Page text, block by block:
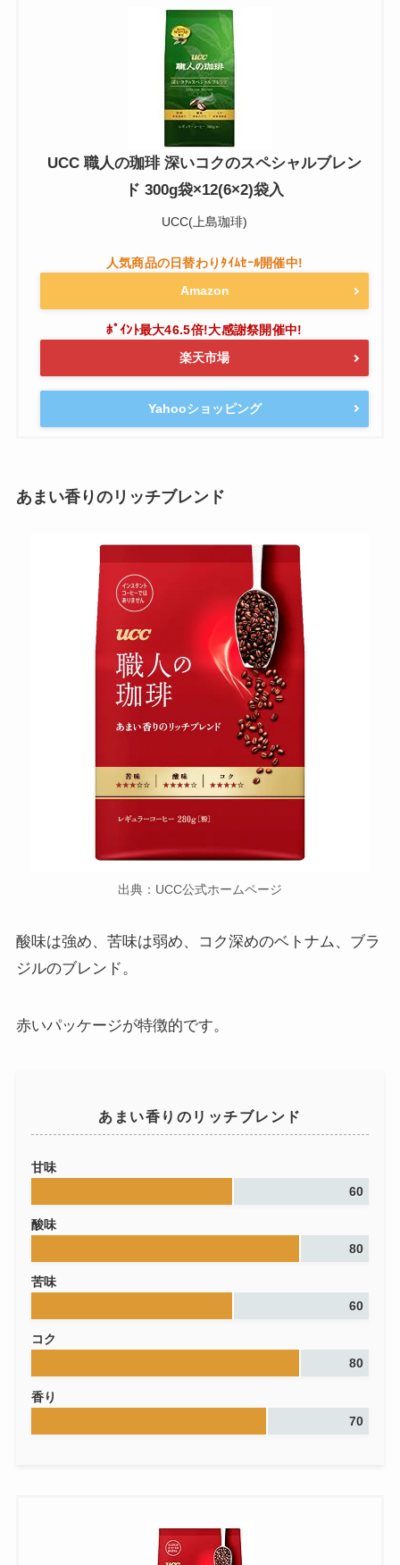
UCC 職人の珈琲 深いコクのスペシャルブレン
ド 300g袋×12(6×2)袋入
UCC(上島珈琲)
Amazon
楽天市場
Yahooショッピング
あまい香りのリッチブレンド
出典：UCC公式ホームページ
酸味は強め、苦味は弱め、コク深めのベトナム、ブラ
ジルのブレンド。
赤いパッケージが特徴的です。
あまい香りのリッチブレンド
甘味
60
酸味
80
苦味
60
コク
80
香り
70